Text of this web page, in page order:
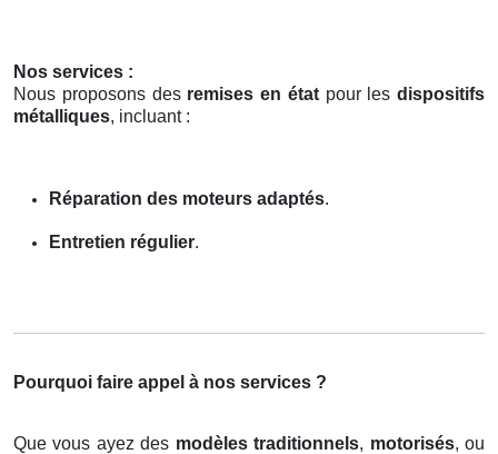
Nos services :
Nous proposons des remises en étatpour les dispositifs
métalliques, incluant :
Réparation des moteurs adaptés.
Entretien régulier.
Pourquoi faire appel à nos services ?
Que vous ayez des modèles traditionnels, motorisés, ou